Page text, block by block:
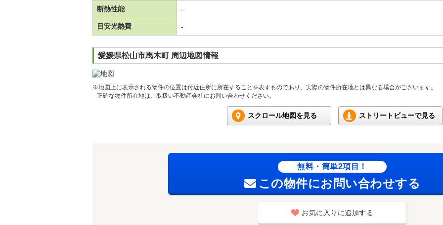
断熱性能 -
目安光熱費 -
愛媛県松山市馬木町 周辺地図情報
※地図上に表示される物件の位置は付近住所に所在することを表すものであり、実際の物件所在地とは異なる場合がございます。
正確な物件所在地は、取扱い不動産会社にお問い合わせください。
スクロール地図を見る ストリートビューで見る
無料・簡単2項目！
この物件にお問い合わせする
お気に入りに追加する